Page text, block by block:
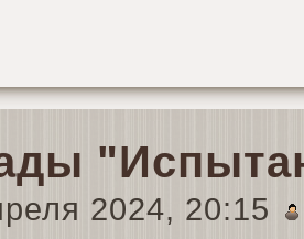
2024, 20:15